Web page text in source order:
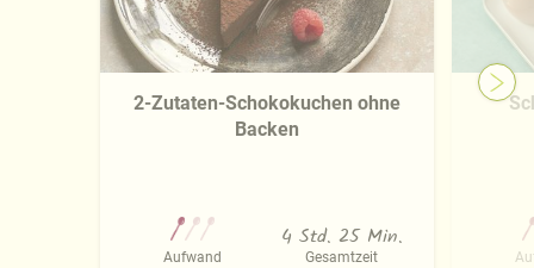
2-Zutaten-Schokokuchen ohne
Backen
Aufwand
4 Std. 25 Min.
Gesamtzeit